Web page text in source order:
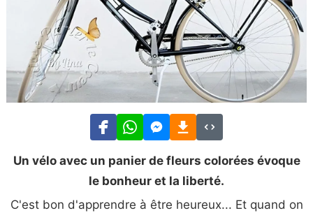
Un vélo avec un panier de fleurs colorées évoque
le bonheur et la liberté.
C'est bon d'apprendre à être heureux... Et quand on